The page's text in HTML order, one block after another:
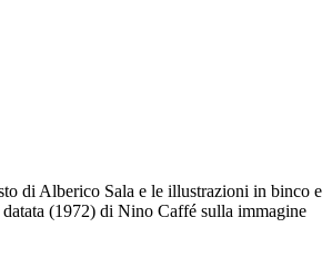
di Alberico Sala e le illustrazioni in binco e
(1972) di Nino Caffé sulla immagine